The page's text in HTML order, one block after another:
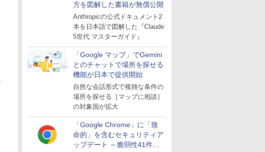
方を図解した書籍が無償公開
Anthropicの公式ドキュメント2
本を日本語で図解した『Claude
5世代 マスターガイド』
「Google マップ」でGemini
とのチャットで場所を探せる
機能が日本で提供開始
自然な会話形式で複雑な条件の
場所を探せる［マップに相談］
の対象国が拡大
「Google Chrome」に「致
命的」を含むセキュリティア
ップデート ～脆弱性41件に